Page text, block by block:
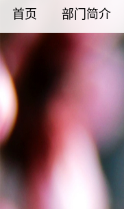
首页 部门简介